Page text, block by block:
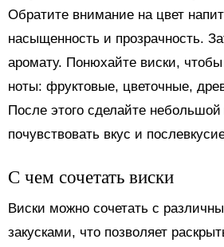
Обратите внимание на цвет
насыщенность и прозрачность.
аромату. Понюхайте виски, чтобы
ноты: фруктовые, цветочные,
После этого сделайте небольшой
почувствовать вкус и
С чем сочетать виски
Виски можно сочетать с
закусками, что позволяет